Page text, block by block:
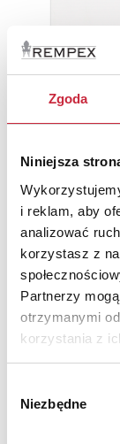
Zgoda
Niniejsza
i reklam, aby
analizować
korzystasz z
Partnerzy
otrzymanymi
korzystania z
zgody
Niezbędne